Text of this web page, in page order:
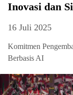
Inovasi dan
16 Juli 2025
Komitmen
Berbasis AI